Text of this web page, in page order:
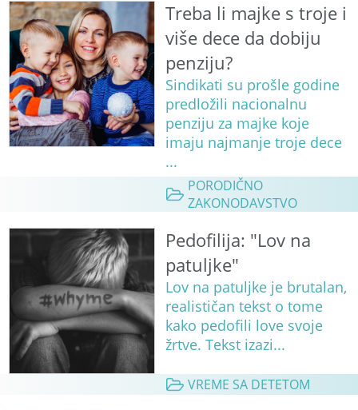
Treba li majke s troje i
više dece da dobiju
penziju?
Sindikati su prošle godine
predložili nacionalnu
penziju za majke koje
imaju najmanje troje dece
...
PORODIČNO
ZAKONODAVSTVO
Pedofilija: "Lov na
patuljke"
Lov na patuljke je brutalan,
realističan tekst o tome
kako pedofili love svoje
žrtve. Tekst izazi...
VREME SA DETETOM